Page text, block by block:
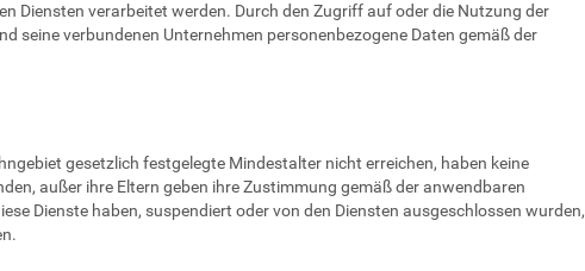
Diensten verarbeitet werden. Durch den Zugriff auf oder die Nutzung der
seine verbundenen Unternehmen personenbezogene Daten gemäß der
gesetzlich festgelegte Mindestalter nicht erreichen, haben keine
außer ihre Eltern geben ihre Zustimmung gemäß der anwendbaren
Dienste haben, suspendiert oder von den Diensten ausgeschlossen wurden,